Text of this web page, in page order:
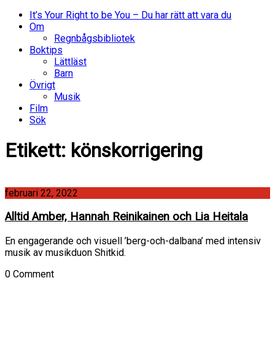
It’s Your Right to be You – Du har rätt att vara du
Om
Regnbågsbibliotek
Boktips
Lättläst
Barn
Övrigt
Musik
Film
Sök
Etikett: könskorrigering
februari 22, 2022
Alltid Amber, Hannah Reinikainen och Lia Heitala
En engagerande och visuell ’berg-och-dalbana’ med intensiv
musik av musikduon Shitkid.
0 Comment